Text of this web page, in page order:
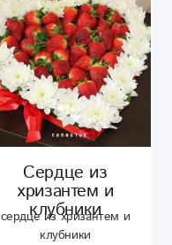
Сердце из
хризантем и
клубники
сердце из хризантем и
клубники